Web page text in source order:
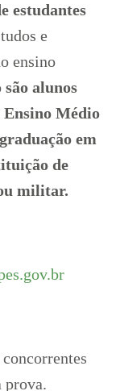
estudantes
e
ensino
alunos
Ensino Médio
em
de
militar.
prova.